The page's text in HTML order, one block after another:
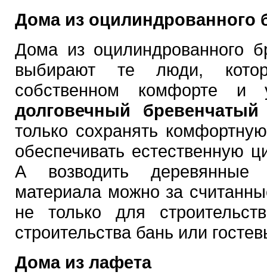
Дома из оцилиндрованного
Дома из оцилиндрованного
выбирают те люди,
собственном комфорте
долговечный
только сохранять
обеспечивать естественную
А возводить
материала можно за
не только для
строительства бань или
Дома из лафета